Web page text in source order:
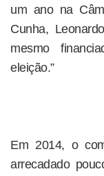
um ano na
Cunha,
mesmo
eleição.”
Em 2014, o
arrecadado